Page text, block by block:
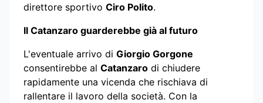
direttore sportivo Ciro Polito.
Il Catanzaro guarderebbe già al futuro
L'eventuale arrivo di Giorgio Gorgone
consentirebbe al Catanzaro di chiudere
rapidamente una vicenda che rischiava di
rallentare il lavoro della società. Con la